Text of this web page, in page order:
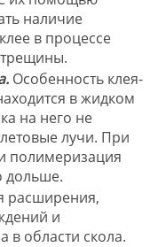
наличие
в процессе
Особенность клея-
в жидком
на него не
лучи. При
полимеризация
дольше.
расширения,
и
в области скола.